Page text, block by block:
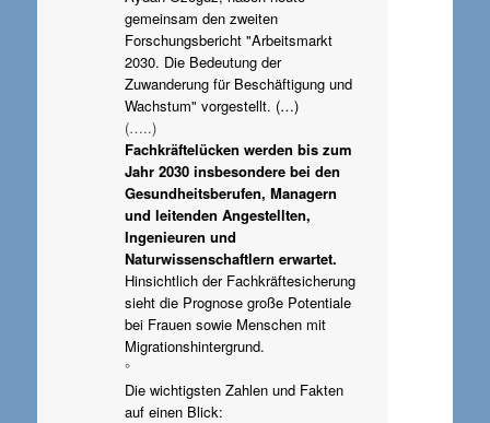
gemeinsam den zweiten
Forschungsbericht "Arbeitsmarkt
2030. Die Bedeutung der
Zuwanderung für Beschäftigung und
Wachstum" vorgestellt. (…)
(…..)
Fachkräftelücken werden bis zum
Jahr 2030 insbesondere bei den
Gesundheitsberufen, Managern
und leitenden Angestellten,
Ingenieuren und
Naturwissenschaftlern erwartet.
Hinsichtlich der Fachkräftesicherung
sieht die Prognose große Potentiale
bei Frauen sowie Menschen mit
Migrationshintergrund.
°
Die wichtigsten Zahlen und Fakten
auf einen Blick: